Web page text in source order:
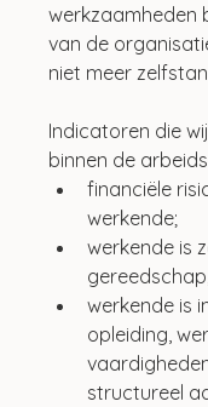
werkzaamheden
van de
niet meer
Indicatoren die
binnen de
financiële
werkende;
werkende is
werkende is
opleiding,
structureel